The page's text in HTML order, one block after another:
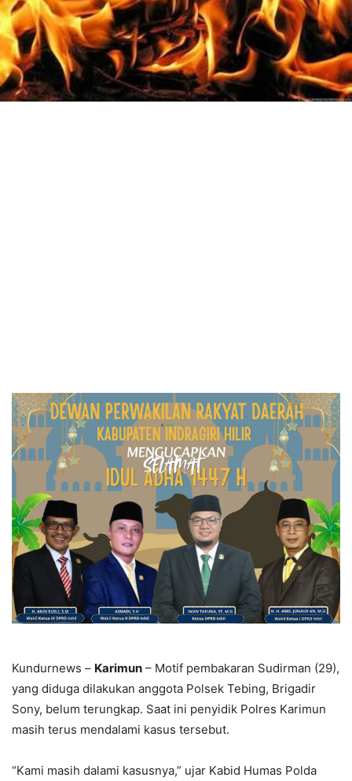
Kundurnews – Karimun – Motif pembakaran Sudirman (29),
yang diduga dilakukan anggota Polsek Tebing, Brigadir
Sony, belum terungkap. Saat ini penyidik Polres Karimun
masih terus mendalami kasus tersebut.
“Kami masih dalami kasusnya,” ujar Kabid Humas Polda